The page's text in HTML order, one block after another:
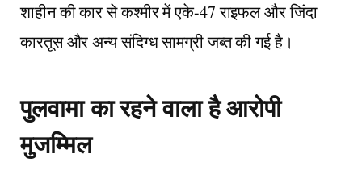
शाहीन की कार से कश्मीर में एके-47 राइफल और जिंदा
कारतूस और अन्य संदिग्ध सामग्री जब्त की गई है।
पुलवामा का रहने वाला है आरोपी
मुजम्मिल